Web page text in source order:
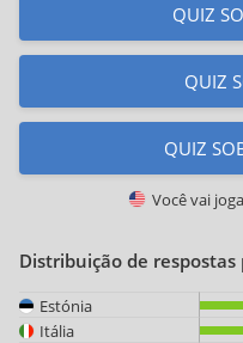
QUIZ
QUIZ
QUIZ
Você vai
Distribuição de respostas
Estónia
Itália